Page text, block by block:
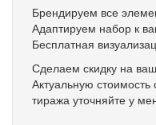
Брендируем все
Адаптируем набор к
Бесплатная
Сделаем скидку на
Актуальную
тиража уточняйте у